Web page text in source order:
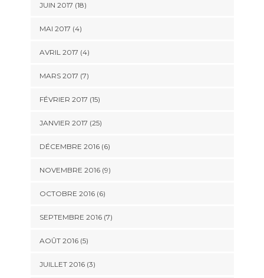
JUIN 2017 (18)
MAI 2017 (4)
AVRIL 2017 (4)
MARS 2017 (7)
FÉVRIER 2017 (15)
JANVIER 2017 (25)
DÉCEMBRE 2016 (6)
NOVEMBRE 2016 (9)
OCTOBRE 2016 (6)
SEPTEMBRE 2016 (7)
AOÛT 2016 (5)
JUILLET 2016 (3)